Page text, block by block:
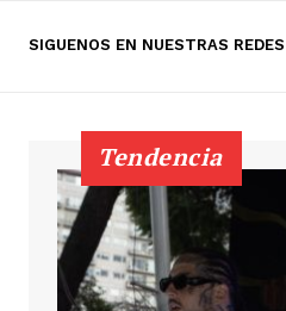
SIGUENOS EN NUESTRAS
Tendencia